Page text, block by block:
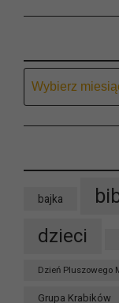
bajka
dzieci
Dzień Pluszowego
Grupa Krabików